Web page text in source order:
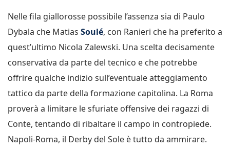
Nelle fila giallorosse possibile l’assenza sia di Paulo
Dybala che Matias Soulé, con Ranieri che ha preferito a
quest’ultimo Nicola Zalewski. Una scelta decisamente
conservativa da parte del tecnico e che potrebbe
offrire qualche indizio sull’eventuale atteggiamento
tattico da parte della formazione capitolina. La Roma
proverà a limitare le sfuriate offensive dei ragazzi di
Conte, tentando di ribaltare il campo in contropiede.
Napoli-Roma, il Derby del Sole è tutto da ammirare.